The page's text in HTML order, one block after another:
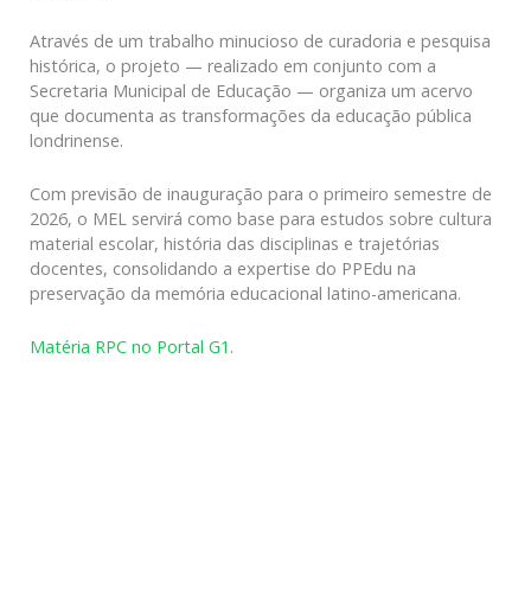
Através de um trabalho minucioso de curadoria e pesquisa
histórica, o projeto — realizado em conjunto com a
Secretaria Municipal de Educação — organiza um acervo
que documenta as transformações da educação pública
londrinense.
Com previsão de inauguração para o primeiro semestre de
2026, o MEL servirá como base para estudos sobre cultura
material escolar, história das disciplinas e trajetórias
docentes, consolidando a expertise do PPEdu na
preservação da memória educacional latino-americana.
Matéria RPC no Portal G1.